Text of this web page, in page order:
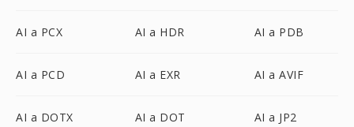
AI a PCX AI a HDR AI a PDB
AI a PCD AI a EXR AI a AVIF
AI a DOTX AI a DOT AI a JP2